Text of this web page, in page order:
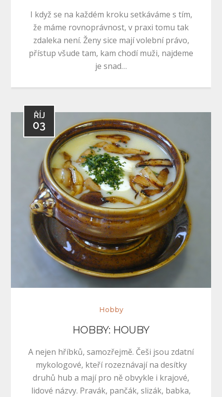
I když se na každém kroku setkáváme s tím,
že máme rovnoprávnost, v praxi tomu tak
zdaleka není. Ženy sice mají volební právo,
přístup všude tam, kam chodí muži, najdeme
je snad…
ŘÍJ
03
Hobby
HOBBY: HOUBY
A nejen hříbků, samozřejmě. Češi jsou zdatní
mykologové, kteří rozeznávají na desítky
druhů hub a mají pro ně obvykle i krajové,
lidové názvy. Pravák, pančák, slizák, babka,